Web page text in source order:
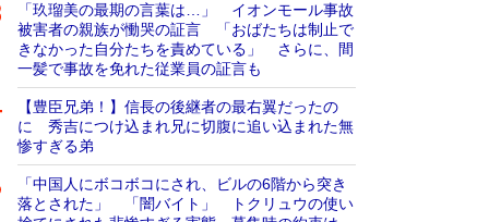
「玖瑠美の最期の言葉は…」 イオンモール事故
被害者の親族が慟哭の証言 「おばたちは制止で
きなかった自分たちを責めている」 さらに、間
一髪で事故を免れた従業員の証言も
【豊臣兄弟！】信長の後継者の最右翼だったの
に 秀吉につけ込まれ兄に切腹に追い込まれた無
惨すぎる弟
「中国人にボコボコにされ、ビルの6階から突き
落とされた」 「闇バイト」 トクリュウの使い